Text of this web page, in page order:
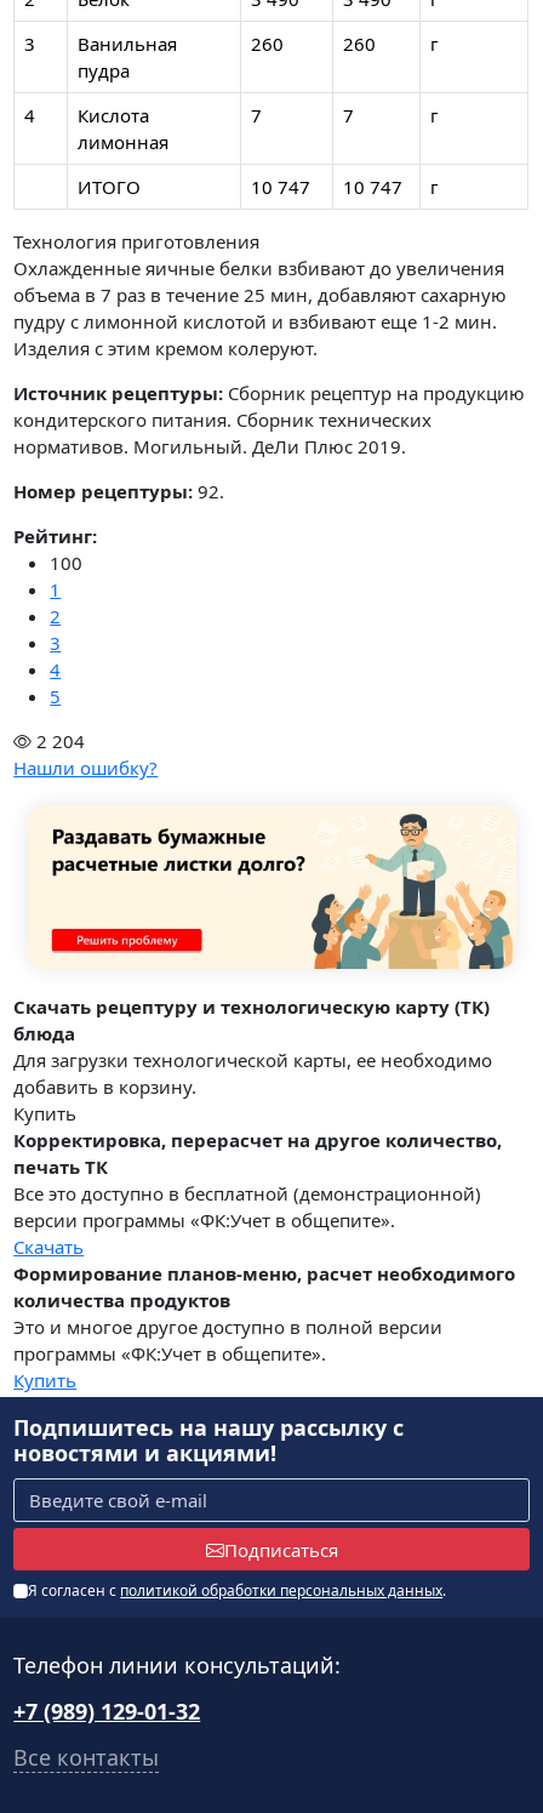
3
Ванильная
пудра
260 260 г
4
Кислота
лимонная
7 7 г
ИТОГО 10 747 10 747 г
Технология приготовления
Охлажденные яичные белки взбивают до увеличения
объема в 7 раз в течение 25 мин, добавляют сахарную
пудру с лимонной кислотой и взбивают еще 1-2 мин.
Изделия с этим кремом колеруют.
Источник рецептуры: Сборник рецептур на продукцию
кондитерского питания. Сборник технических
нормативов. Могильный. ДеЛи Плюс 2019.
Номер рецептуры: 92.
Рейтинг:
100
1
2
3
4
5
2 204
Нашли ошибку?
Скачать рецептуру и технологическую карту (ТК)
блюда
Для загрузки технологической карты, ее необходимо
добавить в корзину.
Купить
Корректировка, перерасчет на другое количество,
печать ТК
Все это доступно в бесплатной (демонстрационной)
версии программы «ФК:Учет в общепите».
Скачать
Формирование планов-меню, расчет необходимого
количества продуктов
Это и многое другое доступно в полной версии
программы «ФК:Учет в общепите».
Купить
Подпишитесь на нашу рассылкус
новостями и акциями!
Подписаться
Я согласен с политикой обработки персональных данных.
Телефон линии консультаций:
+7 (989) 129-01-32
Все контакты